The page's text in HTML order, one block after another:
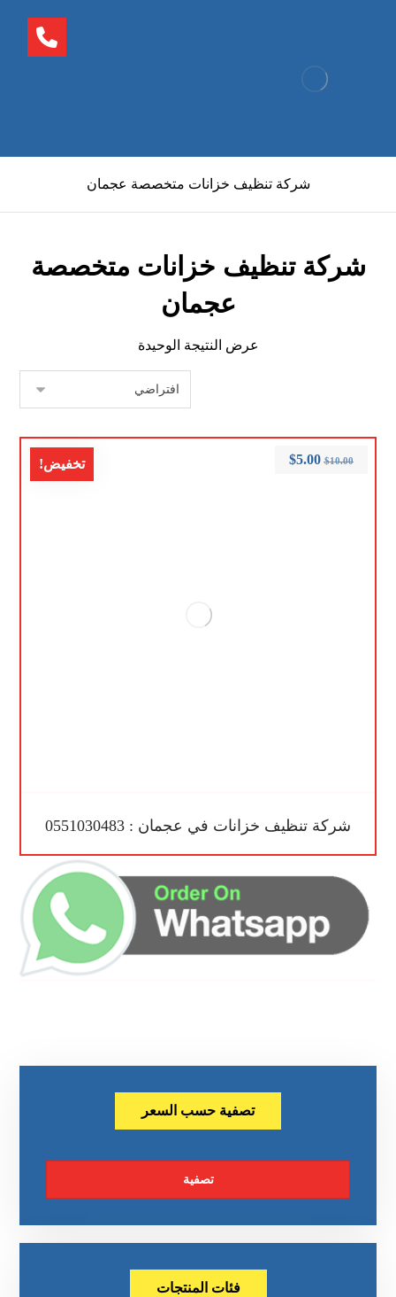
شركة تنظيف خزانات متخصصة عجمان
شركة تنظيف خزانات متخصصة
عجمان
عرض النتيجة الوحيدة
تخفيض!
شركة تنظيف خزانات في عجمان : 0551030483
$10.00
$5.00
تصفية حسب السعر
تصفية
فئات المنتجات